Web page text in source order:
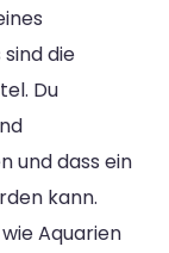
die
Du
und dass ein
kann.
Aquarien